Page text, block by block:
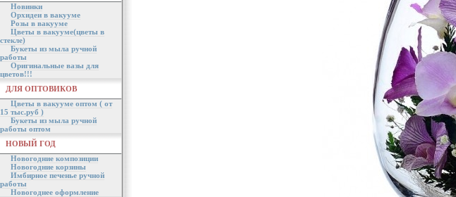
Новинки
Орхидеи в вакууме
Розы в вакууме
Цветы в вакууме(цветы в
стекле)
Букеты из мыла ручной
работы
Оригинальные вазы для
цветов!!!
ДЛЯ ОПТОВИКОВ
Цветы в вакууме оптом ( от
15 тыс.руб )
Букеты из мыла ручной
работы оптом
НОВЫЙ ГОД
Новогодние композиции
Новогодние корзины
Имбирное печенье ручной
работы
Новогоднее оформление